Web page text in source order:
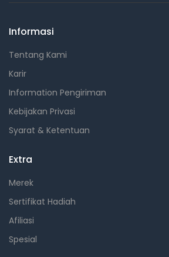
Informasi
Tentang Kami
Karir
Information Pengiriman
Kebijakan Privasi
Syarat & Ketentuan
Extra
Merek
Sertifikat Hadiah
Afiliasi
Spesial